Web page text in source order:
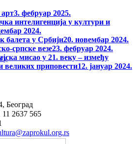
3. фебруар 2025.
интелигенција у култури и
2024.
балета у Србији20. новембар 2024.
српске везе23. фебруар 2024.
мисао у 21. веку – између
великих приповести12. јануар 2024.
Београд
2637 565